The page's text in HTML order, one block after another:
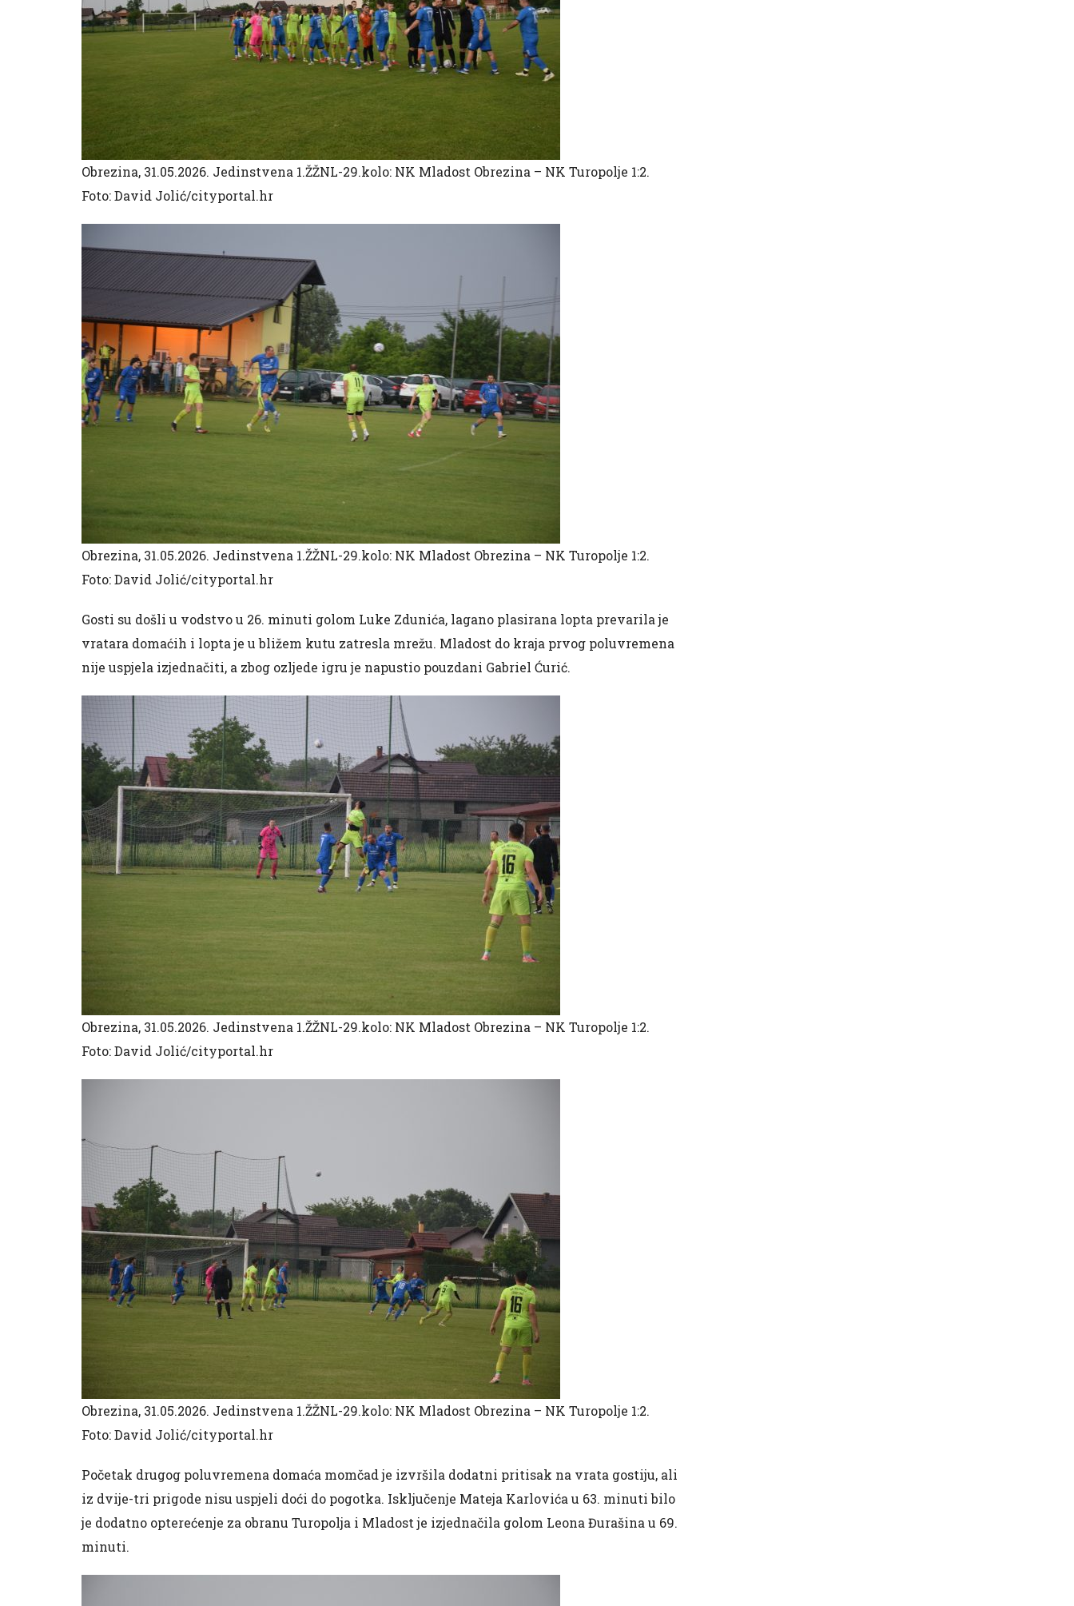
Obrezina, 31.05.2026. Jedinstvena 1.ŽŽNL-29.kolo: NK Mladost Obrezina – NK Turopolje 1:2.
Foto: David Jolić/cityportal.hr
Obrezina, 31.05.2026. Jedinstvena 1.ŽŽNL-29.kolo: NK Mladost Obrezina – NK Turopolje 1:2.
Foto: David Jolić/cityportal.hr
Gosti su došli u vodstvo u 26. minuti golom Luke Zdunića, lagano plasirana lopta prevarila je
vratara domaćih i lopta je u bližem kutu zatresla mrežu. Mladost do kraja prvog poluvremena
nije uspjela izjednačiti, a zbog ozljede igru je napustio pouzdani Gabriel Ćurić.
Obrezina, 31.05.2026. Jedinstvena 1.ŽŽNL-29.kolo: NK Mladost Obrezina – NK Turopolje 1:2.
Foto: David Jolić/cityportal.hr
Obrezina, 31.05.2026. Jedinstvena 1.ŽŽNL-29.kolo: NK Mladost Obrezina – NK Turopolje 1:2.
Foto: David Jolić/cityportal.hr
Početak drugog poluvremena domaća momčad je izvršila dodatni pritisak na vrata gostiju, ali
iz dvije-tri prigode nisu uspjeli doći do pogotka. Isključenje Mateja Karlovića u 63. minuti bilo
je dodatno opterećenje za obranu Turopolja i Mladost je izjednačila golom Leona Đurašina u 69.
minuti.